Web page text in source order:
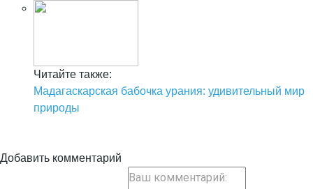
Читайте также:
Мадагаскарская бабочка урания: удивительный мир
природы
Добавить комментарий